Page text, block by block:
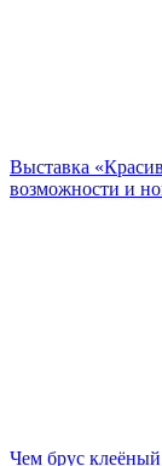
Выставка
возможности и
Чем брус